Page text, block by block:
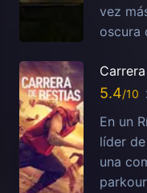
vez
oscura
5.4
En un
líder
una